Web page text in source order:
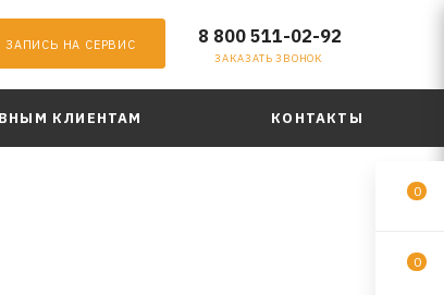
ЗАПИСЬ НА СЕРВИС 8 800 511-02-92
ЗАКАЗАТЬ ЗВОНОК
КЛИЕНТАМ КОНТАКТЫ
0
0